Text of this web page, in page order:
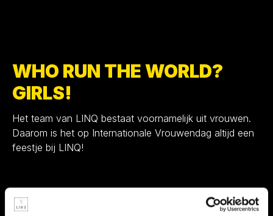
WHO RUN THE WORLD?
GIRLS!
Het team van LINQ bestaat voornamelijk uit vrouwen.
Daarom is het op Internationale Vrouwendag altijd een
feestje bij LINQ!